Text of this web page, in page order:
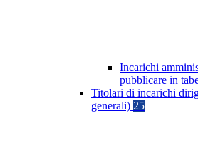
Incarichi
pubblicare in
Titolari di incarichi
generali) 25